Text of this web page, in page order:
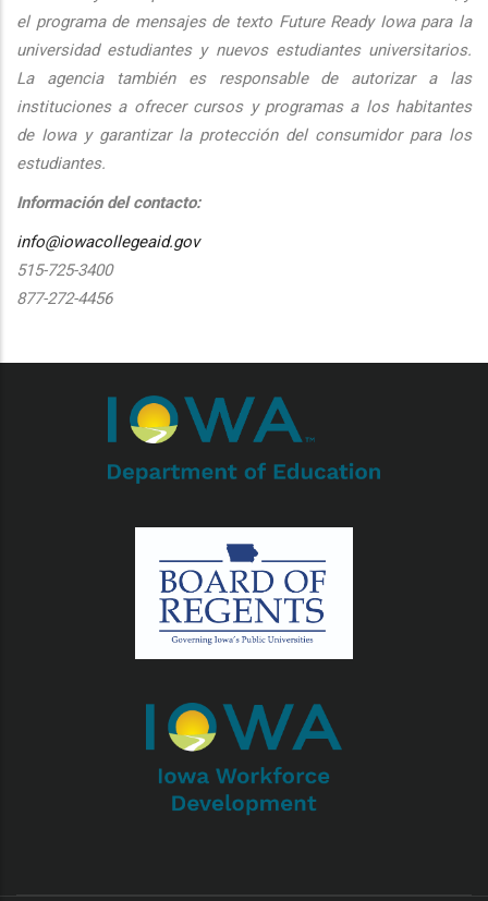
el programa de mensajes de texto Future Ready Iowa para la
universidad estudiantes y nuevos estudiantes universitarios.
La agencia también es responsable de autorizar a las
instituciones a ofrecer cursos y programas a los habitantes
de Iowa y garantizar la protección del consumidor para los
estudiantes.
Información del contacto:
info@iowacollegeaid.gov
515-725-3400
877-272-4456